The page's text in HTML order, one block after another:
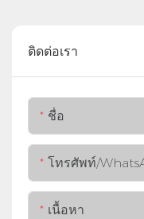
ติดต่อเรา
ชื่อ
โทรศัพท์/
เนื้อหา